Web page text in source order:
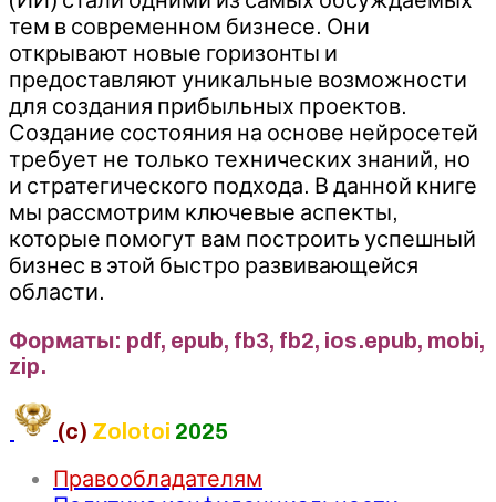
тем в современном бизнесе. Они
открывают новые горизонты и
предоставляют уникальные возможности
для создания прибыльных проектов.
Создание состояния на основе нейросетей
требует не только технических знаний, но
и стратегического подхода. В данной книге
мы рассмотрим ключевые аспекты,
которые помогут вам построить успешный
бизнес в этой быстро развивающейся
области.
Форматы: pdf, epub, fb3, fb2, ios.epub, mobi,
zip.
(c) Zolotoi 2025
Правообладателям